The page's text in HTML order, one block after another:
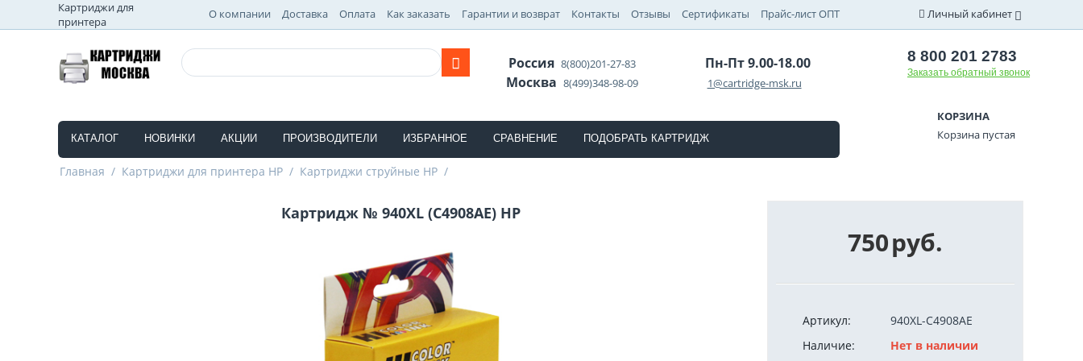
Картриджи для
принтера
О компании Доставка Оплата Как заказать Гарантии и возврат Контакты Отзывы Сертификаты Прайс-лист ОПТ Личный кабинет
Россия8(800)201-27-83
Москва8(499)348-98-09
Пн-Пт 9.00-18.00
1@cartridge-msk.ru
8 800 201 2783
Заказать обратный звонок
КАТАЛОГ НОВИНКИ АКЦИИ ПРОИЗВОДИТЕЛИ ИЗБРАННОЕ СРАВНЕНИЕ ПОДОБРАТЬ КАРТРИДЖ
КОРЗИНА
Корзина пустая
Главная / Картриджи для принтера HP / Картриджи струйные HP /
Картридж № 940XL (C4908AE) HP
750руб.
Артикул:
940XL-C4908AE
Наличие:
Нет в наличии